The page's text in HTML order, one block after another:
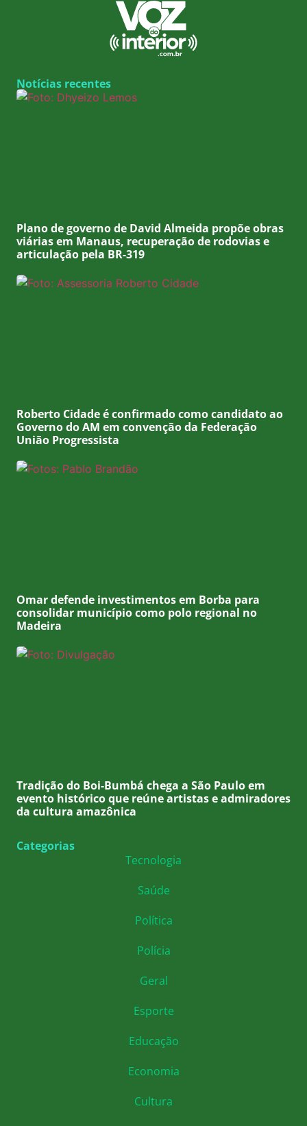
Notícias recentes
Plano de governo de David Almeida propõe obras
viárias em Manaus, recuperação de rodovias e
articulação pela BR-319
Roberto Cidade é confirmado como candidato ao
Governo do AM em convenção da Federação
União Progressista
Omar defende investimentos em Borba para
consolidar município como polo regional no
Madeira
Tradição do Boi-Bumbá chega a São Paulo em
evento histórico que reúne artistas e admiradores
da cultura amazônica
Categorias
Tecnologia
Saúde
Política
Polícia
Geral
Esporte
Educação
Economia
Cultura